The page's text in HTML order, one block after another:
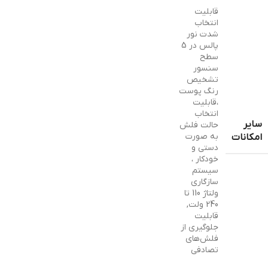
سایر
امکانات
قابلیت
انتخاب
شدت نور
پالس در 5
سطح
سنسور
تشخیص
رنگ پوست
،قابلیت
انتخاب
حالت فلش
به صورت
دستی و
خودکار ،
سیستم
سازگاری
ولتاژ 110 تا
240 ولت
,
قابلیت
جلوگیری از
فلش‌های
تصادفی